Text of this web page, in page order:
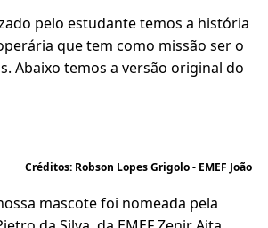
pelo estudante temos a história
que tem como missão ser o
Abaixo temos a versão original do
Lopes Grigolo - EMEF João
mascote foi nomeada pela